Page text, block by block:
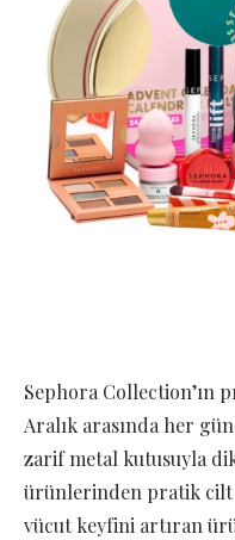
Sephora Collection’ın
Aralık arasında her
zarif metal kutusuyla
ürünlerinden pratik cilt
vücut keyfini artıran